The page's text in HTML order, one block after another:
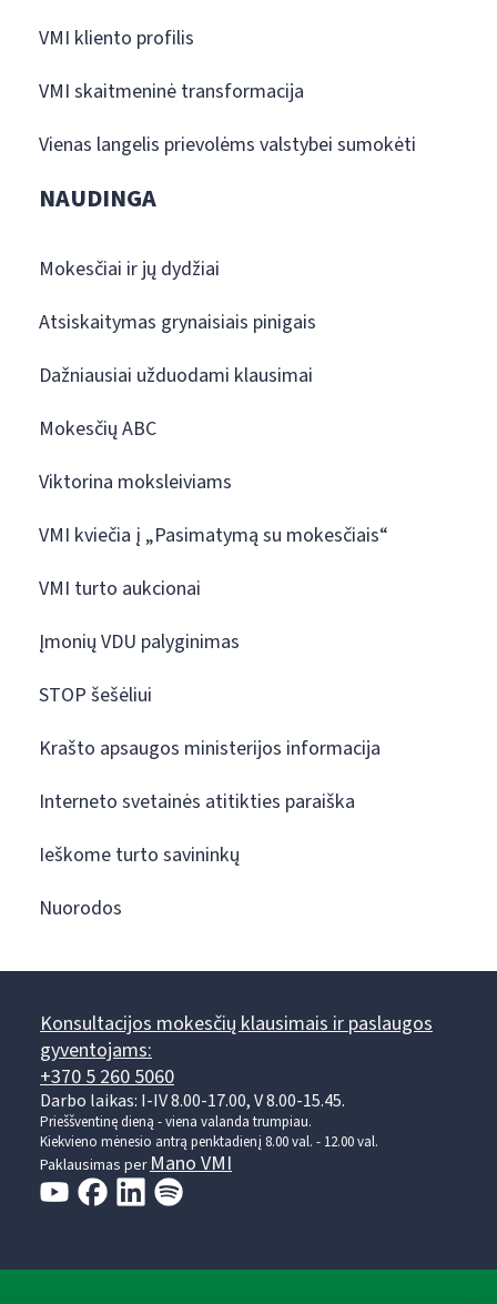
VMI kliento profilis
VMI skaitmeninė transformacija
Vienas langelis prievolėms valstybei sumokėti
NAUDINGA
Mokesčiai ir jų dydžiai
Atsiskaitymas grynaisiais pinigais
Dažniausiai užduodami klausimai
Mokesčių ABC
Viktorina moksleiviams
VMI kviečia į „Pasimatymą su mokesčiais“
VMI turto aukcionai
Įmonių VDU palyginimas
STOP šešėliui
Krašto apsaugos ministerijos informacija
Interneto svetainės atitikties paraiška
Ieškome turto savininkų
Nuorodos
Konsultacijos mokesčių klausimais ir paslaugos
gyventojams:
+370 5 260 5060
Darbo laikas: I-IV 8.00-17.00, V 8.00-15.45.
Prieššventinę dieną - viena valanda trumpiau.
Kiekvieno mėnesio antrą penktadienį 8.00 val. - 12.00 val.
Paklausimas per Mano VMI